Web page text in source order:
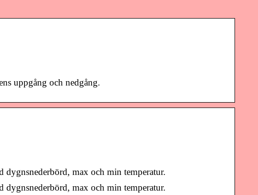
uppgång och nedgång.
max och min temperatur.
max och min temperatur.